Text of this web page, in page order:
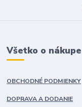
Všetko o nákupe
OBCHODNÉ PODMIENKY
DOPRAVA A DODANIE